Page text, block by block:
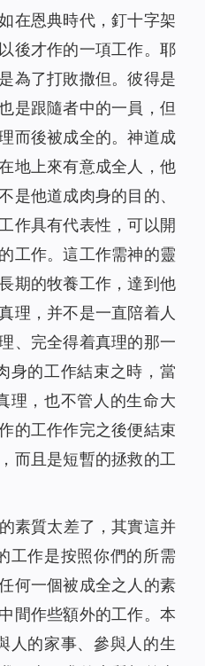
在恩典時代，釘十字架
後才作的一項工作。耶
為了打敗撒但。彼得是
是跟隨者中的一員，但
而後被成全的。神道成
地上來有意成全人，他
是他道成肉身的目的、
作具有代表性，可以開
工作。這工作需神的靈
期的牧養工作，達到他
理，并不是一直陪着人
、完全得着真理的那一
身的工作結束之時，當
理，也不管人的生命大
的工作作完之後便結束
而且是短暫的拯救的工
素質太差了，其實這并
工作是按照你們的所需
何一個被成全之人的素
間作些額外的工作。本
人的家事、參與人的生